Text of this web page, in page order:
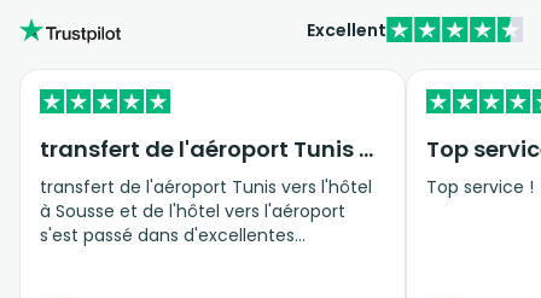
Excellent
transfert de l'aéroport Tunis vers…
transfert de l'aéroport Tunis vers l'hôtel
à Sousse et de l'hôtel vers l'aéroport
s'est passé dans d'excellentes
Top
Top service !